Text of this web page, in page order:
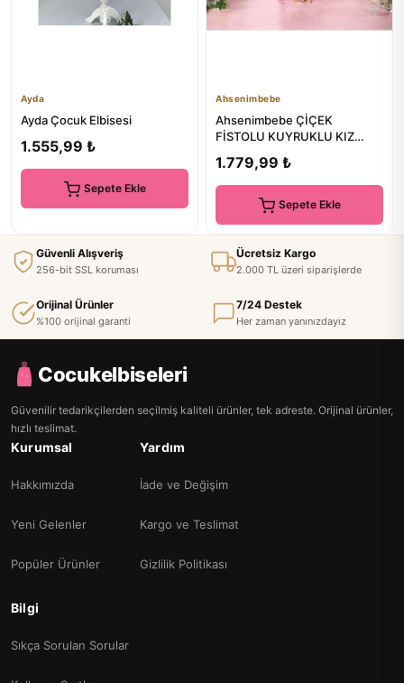
Ayda
Ayda Çocuk Elbisesi
1.555,99 ₺
Sepete Ekle
Ahsenimbebe
Ahsenimbebe ÇİÇEK
FİSTOLU KUYRUKLU KIZ
YAŞ
1.779,99 ₺
Sepete Ekle
Güvenli Alışveriş
256-bit SSL koruması
Ücretsiz Kargo
2.000 TL üzeri siparişlerde
Orijinal Ürünler
%100 orijinal garanti
7/24 Destek
Her zaman yanınızdayız
Cocukelbiseleri
Güvenilir tedarikçilerden seçilmiş kaliteli ürünler, tek adreste. Orijinal ürünler,
hızlı teslimat.
Kurumsal
Hakkımızda
Yeni Gelenler
Popüler Ürünler
Yardım
İade ve Değişim
Kargo ve Teslimat
Gizlilik Politikası
Bilgi
Sıkça Sorulan Sorular